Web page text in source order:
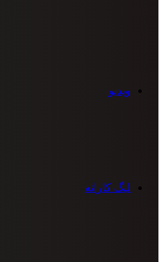
ویدیو
لیگ کاراته